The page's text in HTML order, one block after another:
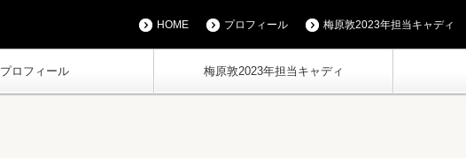
プロフィール 梅原敦2023年担当キャディ
HOME プロフィール 梅原敦2023年担当キャディ